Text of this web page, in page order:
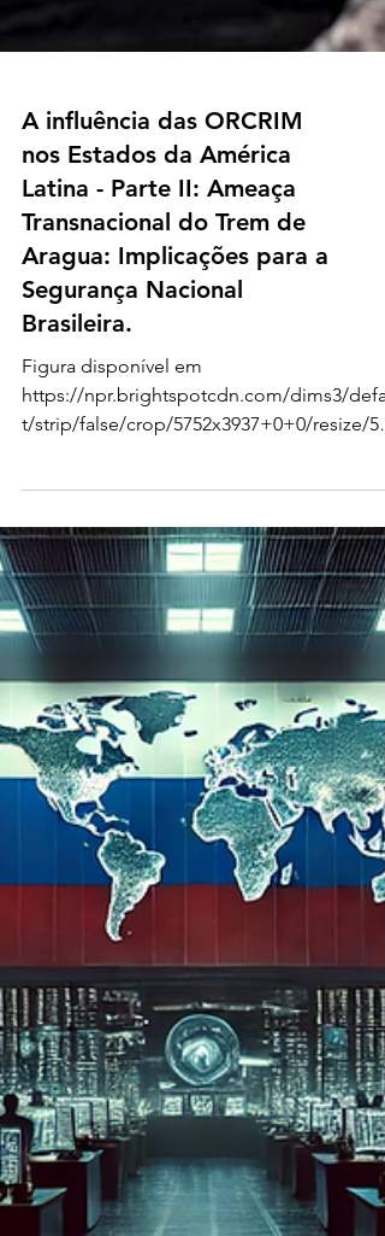
A influência das ORCRIM
nos Estados da América
Latina - Parte II: Ameaça
Transnacional do Trem de
Aragua: Implicações para a
Segurança Nacional
Brasileira.
Figura disponível em
t/strip/false/crop/5752x3937+0+0/resize/